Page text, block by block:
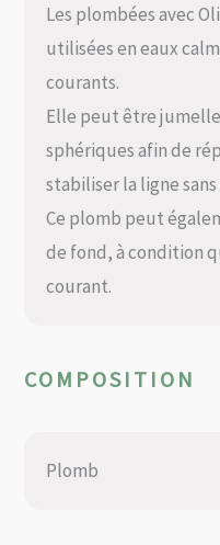
Les plombées avec
utilisées en eaux
courants.
Elle peut être
sphériques afin de
stabiliser la ligne
Ce plomb peut
de fond, à condition
courant.
COMPOSITION
Plomb